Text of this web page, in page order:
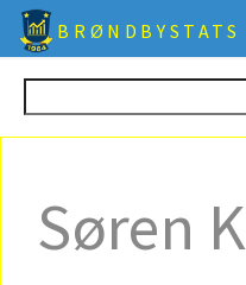
BRØNDBYSTATS
Søren